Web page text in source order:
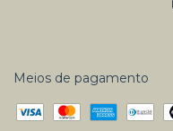
Meios de pagamento